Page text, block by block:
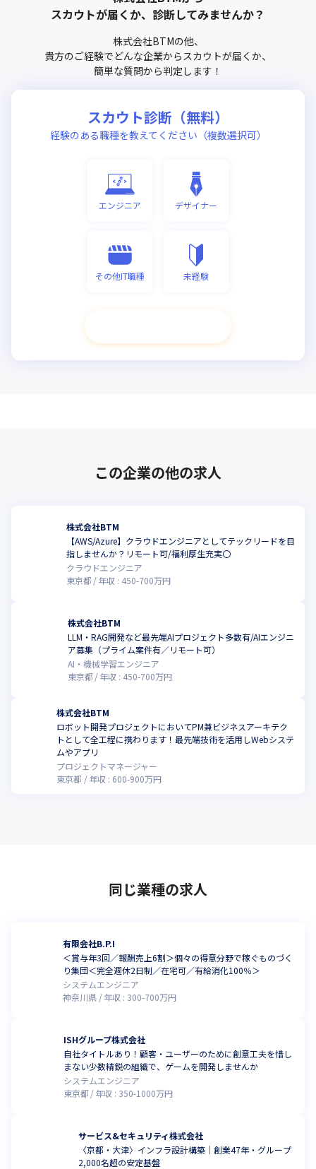
スカウトが届くか、診断してみませんか？
株式会社BTMの他、
貴方のご経験でどんな企業からスカウトが届くか、
簡単な質問から判定します！
スカウト診断（無料）
経験のある職種を教えてください（複数選択可）
エンジニア デザイナー
その他IT職種 未経験
この企業の他の求人
株式会社BTM
【AWS/Azure】クラウドエンジニアとしてテックリードを目
指しませんか？リモート可/福利厚生充実〇
クラウドエンジニア
東京都
年収 : 450-700万円
株式会社BTM
LLM・RAG開発など最先端AIプロジェクト多数有/AIエンジニ
ア募集（プライム案件有／リモート可）
AI・機械学習エンジニア
東京都
年収 : 450-700万円
株式会社BTM
ロボット開発プロジェクトにおいてPM兼ビジネスアーキテク
トとして全工程に携わります！最先端技術を活用しWebシステ
ムやアプリ
プロジェクトマネージャー
東京都
年収 : 600-900万円
同じ業種の求人
有限会社B.P.I
＜賞与年3回／報酬売上6割＞個々の得意分野で稼ぐものづく
り集団＜完全週休2日制／在宅可／有給消化100％＞
システムエンジニア
神奈川県
年収 : 300-700万円
ISHグループ株式会社
自社タイトルあり！顧客・ユーザーのために創意工夫を惜し
まない少数精鋭の組織で、ゲームを開発しませんか
システムエンジニア
東京都
年収 : 350-1000万円
サービス&セキュリティ株式会社
〈京都・大津〉インフラ設計構築｜創業47年・グループ
2,000名超の安定基盤